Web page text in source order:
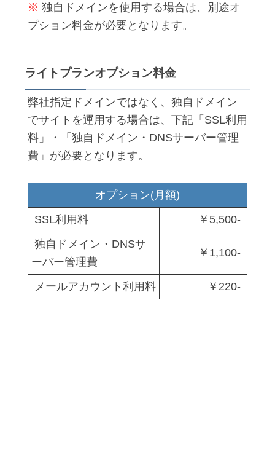
※ 独自ドメインを使用する場合は、別途オ
プション料金が必要となります。
ライトプランオプション料金
弊社指定ドメインではなく、独自ドメイン
でサイトを運用する場合は、下記「SSL利用
料」・「独自ドメイン・DNSサーバー管理
費」が必要となります。
オプション(月額)
SSL利用料
￥5,500-
独自ドメイン・DNSサ
ーバー管理費
￥1,100-
メールアカウント利用料 ￥220-